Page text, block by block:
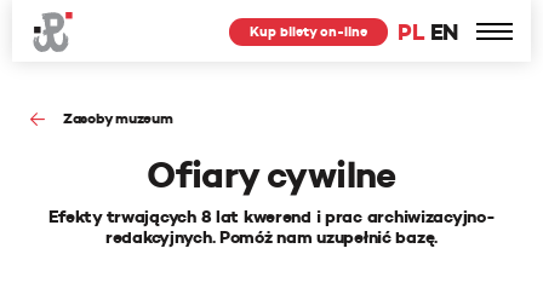
PL EN
Kup bilety on-line
Zasoby muzeum
Ofiary cywilne
Efekty trwających 8 lat kwerend i prac archiwizacyjno-
redakcyjnych. Pomóż nam uzupełnić bazę.